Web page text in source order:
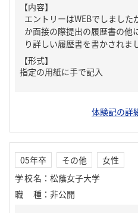
【内容】
エントリーはWEBでしまし
か面接の際提出の履歴書の他
り詳しい履歴書を書かされま
【形式】
指定の用紙に手で記入
体験記の詳
05年卒 その他
女性
学校名 ： 松蔭女子大学
職種 ： 非公開